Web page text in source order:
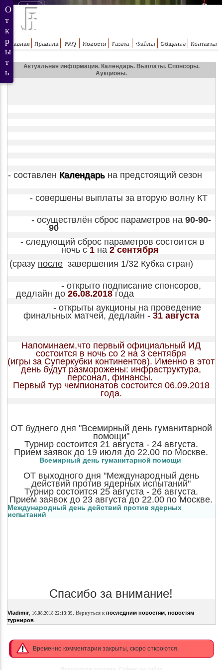
Главная Правила FAQ Новости Газета Файлы Общение Контакты
Актуальная информация. Календарь. Выплаты. Спонсоры.
Аукционы.
- составлен Календарь на предстоящий сезон
- совершены выплаты за вторую волну КТ
- осуществлён сброс параметров на 90-90-
90
- следующий сброс параметров состоится в
ночь с1на 2 сентября
(сразу послезавершения 1/32 Кубка стран)
- открыто подписание спонсоров,
дедлайн до26.08.2018года
- открыты аукционы на проведение
финальных матчей, дедлайн - 31 августа
Напоминаем,что первый официальный ИД
состоится в ночь со 2 на 3 сентября
(игры за Суперкубки континентов). Именно в этот
день будут разморожены: инфраструктура,
персонал, финансы.
Первый тур чемпионатов состоится 06.09.2018
года.
ОТ буднего дня "Всемирный день гуманитарной
помощи"
Турнир состоится 21 августа - 24 августа.
Прием заявок до 19 июля до 22.00 по Москве.
Всемирный день гуманитарной помощи
ОТ выходного дня "Международный день
действий против ядерных испытаний"
Турнир состоится 25 августа - 26 августа.
Прием заявок до 23 августа до 22.00 по Москве.
Международный день действий против ядерных
испытаний
Спасибо за внимание!
Vladimir, 16.08.2018 22:13:39. Вернуться к последним новостям, новостям
турниров.
Временно комментарии закрыты, скоро откроются.